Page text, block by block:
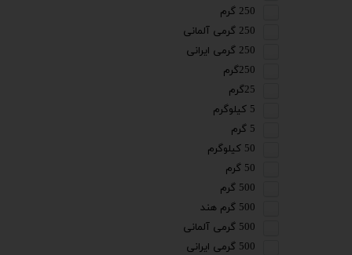
250 گرم
250 گرمی آلمانی
250 گرمی ایرانی
250گرم
25گرم
5 کیلوگرم
5 گرم
50 کیلوگرم
50 گرم
500 گرم
500 گرم هند
500 گرمی آلمانی
500 گرمی ایرانی